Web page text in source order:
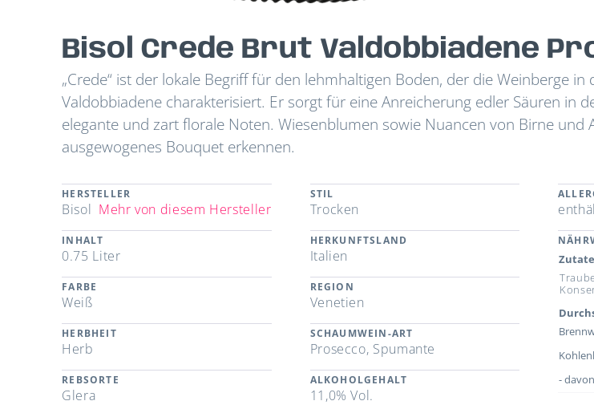
Bisol Crede Brut Valdobbiadene
„Crede“ ist der lokale Begriff für den lehmhaltigen Boden, der die Weinberge in
Valdobbiadene charakterisiert. Er sorgt für eine Anreicherung edler Säuren in
elegante und zart florale Noten. Wiesenblumen sowie Nuancen von Birne und
ausgewogenes Bouquet erkennen.
HERSTELLER
Bisol Mehr von diesem Hersteller
INHALT
0.75 Liter
FARBE
Weiß
HERBHEIT
Herb
REBSORTE
Glera
STIL
Trocken
HERKUNFTSLAND
Italien
REGION
Venetien
SCHAUMWEIN-ART
Prosecco, Spumante
ALKOHOLGEHALT
11,0% Vol.
-